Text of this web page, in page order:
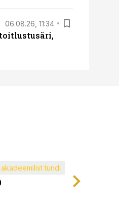
06.08.26, 11:34
tundi